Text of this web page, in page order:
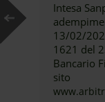
Intesa
13/02/
1621 del
Bancario
sito